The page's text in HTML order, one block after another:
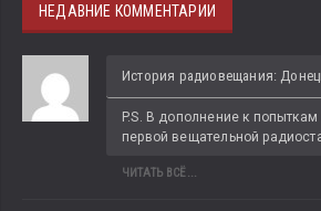
НЕДАВНИЕ КОММЕНТАРИИ
История радиовещания: Донецк
P.S. В дополнение к
первой вещательной
ЧИТАТЬ ВСЁ...